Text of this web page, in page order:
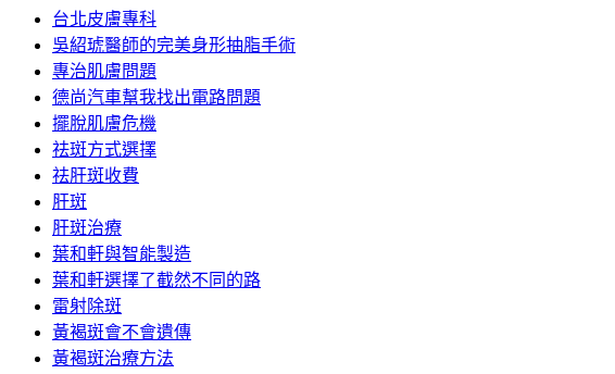
章:
台北皮膚專科
吳紹琥醫師的完美身形抽脂手術
專治肌膚問題
德尚汽車幫我找出電路問題
擺脫肌膚危機
祛斑方式選擇
祛肝斑收費
肝斑
肝斑治療
葉和軒與智能製造
葉和軒選擇了截然不同的路
雷射除斑
黃褐斑會不會遺傳
黃褐斑治療方法